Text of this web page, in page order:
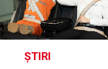
ȘTIRI